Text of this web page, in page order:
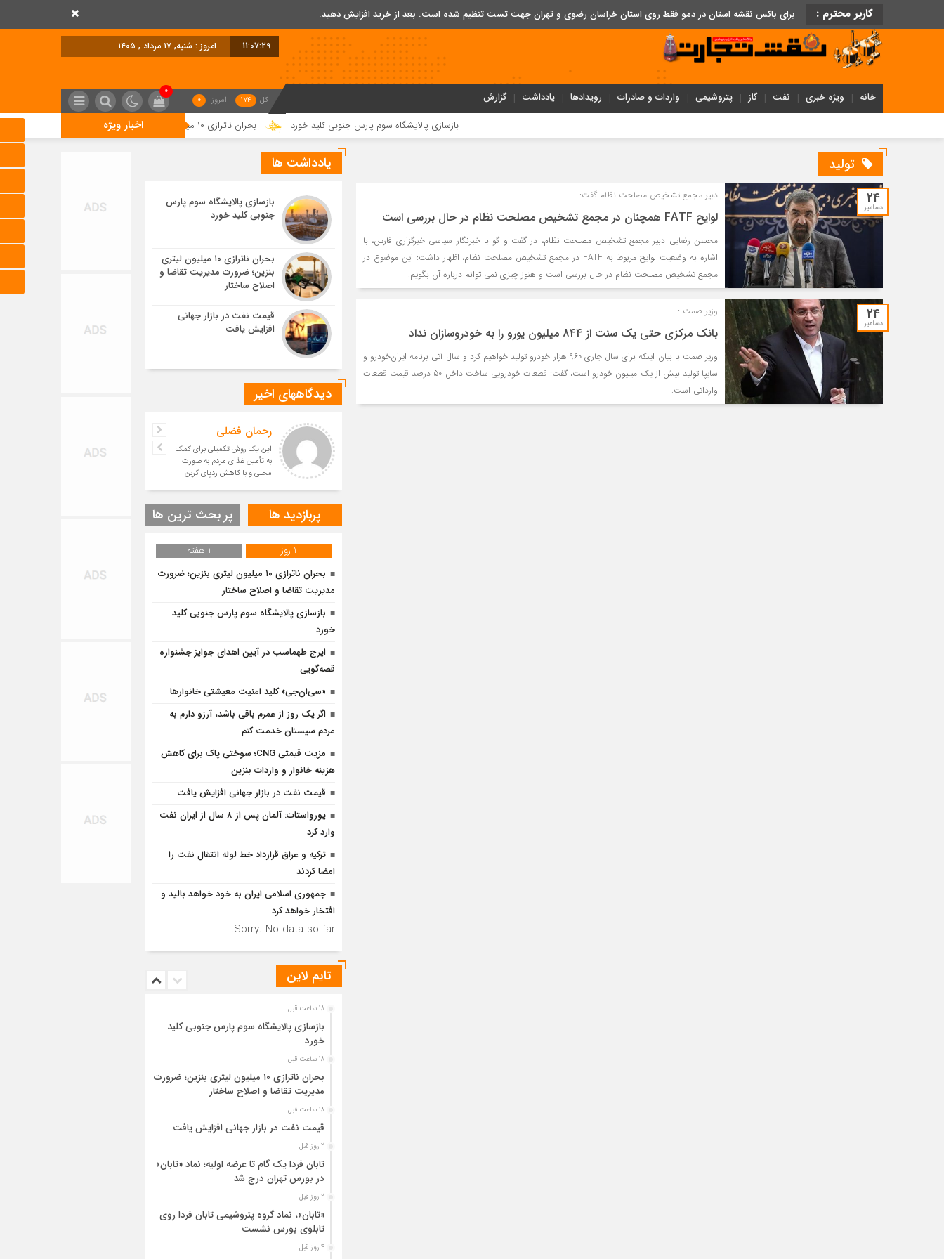
کاربر محترم : برای باکس نقشه استان در دمو فقط روی استان خراسان رضوی و تهران جهت تست تنظیم شده است. بعد از خرید افزایش دهید.
11:07:30 امروز : شنبه, ۱۷ مرداد , ۱۴۰۵
خانه ویژه خبری نفت گاز پتروشیمی واردات و صادرات رویدادها یادداشت گزارش کل 174 امروز 0
0
اخبار ویژه بازسازی پالایشگاه سوم پارس جنوبی کلید خورد بحران ناترازی ۱۰ میلیون لیتری بنزین؛ ضرورت مدیریت تقاضا و اصلاح ساختار
تولید
24
دسامبر
دبیر مجمع تشخیص مصلحت نظام گفت:
لوایح FATF همچنان در مجمع تشخیص مصلحت نظام در حال بررسی است
محسن رضایی دبیر مجمع تشخیص مصلحت نظام، در گفت و گو با خبرنگار سیاسی خبرگزاری فارس، با
اشاره به وضعیت لوایح مربوط به FATF در مجمع تشخیص مصلحت نظام، اظهار داشت: این موضوع در
مجمع تشخیص مصلحت نظام در حال بررسی است و هنوز چیزی نمی توانم درباره آن بگویم.
24
دسامبر
وزیر صمت :
بانک مرکزی حتی یک سنت از 844 میلیون یورو را به خودروسازان نداد
وزیر صمت با بیان اینکه برای سال جاری 960 هزار خودرو تولید خواهیم کرد و سال آتی برنامه ایران‌خودرو و
سایپا تولید بیش از یک میلیون خودرو است، گفت: قطعات خودرویی ساخت داخل 50 درصد قیمت قطعات
وارداتی است.
یادداشت ها
بازسازی پالایشگاه سوم پارس
جنوبی کلید خورد
بحران ناترازی ۱۰ میلیون لیتری
بنزین؛ ضرورت مدیریت تقاضا و
اصلاح ساختار
قیمت نفت در بازار جهانی
افزایش یافت
دیدگاههای اخیر
رحمان فضلی
این یک روش تکمیلی برای کمک
به تأمین غذای مردم به صورت
محلی و با کاهش ردپای کربن
پربازدید ها پر بحث ترین ها
1 روز
1 هفته
بحران ناترازی ۱۰ میلیون لیتری بنزین؛ ضرورت
مدیریت تقاضا و اصلاح ساختار
بازسازی پالایشگاه سوم پارس جنوبی کلید
خورد
ایرج طهماسب در آیین اهدای جوایز جشنواره
قصه‌گویی
«سی‌ان‌جی» کلید امنیت معیشتی خانوارها
اگر یک روز از عمرم باقی باشد، آرزو دارم به
مردم سیستان خدمت کنم
مزیت قیمتی CNG؛ سوختی پاک برای کاهش
هزینه خانوار و واردات بنزین
قیمت نفت در بازار جهانی افزایش یافت
یورواستات: آلمان پس از 8 سال از ایران نفت
وارد کرد
ترکیه و عراق قرارداد خط لوله انتقال نفت را
امضا کردند
جمهوری اسلامی ایران به خود خواهد بالید و
افتخار خواهد کرد
Sorry. No data so far.
تایم لاین
18 ساعت قبل
بازسازی پالایشگاه سوم پارس جنوبی کلید
خورد
18 ساعت قبل
بحران ناترازی ۱۰ میلیون لیتری بنزین؛ ضرورت
مدیریت تقاضا و اصلاح ساختار
18 ساعت قبل
قیمت نفت در بازار جهانی افزایش یافت
2 روز قبل
تابان فردا یک گام تا عرضه اولیه؛ نماد «تابان»
در بورس تهران درج شد
2 روز قبل
«تابان»، نماد گروه پتروشیمی تابان فردا روی
تابلوی بورس نشست
4 روز قبل